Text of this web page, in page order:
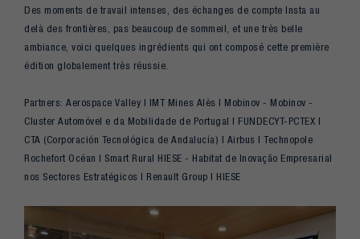
Des moments de travail intenses, des échanges de compte Insta au
delà des frontières, pas beaucoup de sommeil, et une très belle
ambiance, voici quelques ingrédients qui ont composé cette première
édition globalement très réussie.
Partners: Aerospace Valley | IMT Mines Alès | Mobinov - Mobinov -
Cluster Automóvel e da Mobilidade de Portugal | FUNDECYT-PCTEX |
CTA (Corporación Tecnológica de Andalucía) | Airbus | Technopole
Rochefort Océan | Smart Rural HIESE - Habitat de Inovação Empresarial
nos Sectores Estratégicos | Renault Group | HIESE